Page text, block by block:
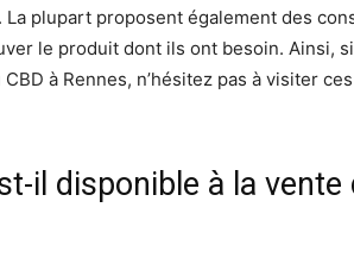
La plupart proposent également des
le produit dont ils ont besoin. Ainsi,
à Rennes, n’hésitez pas à visiter
il disponible à la